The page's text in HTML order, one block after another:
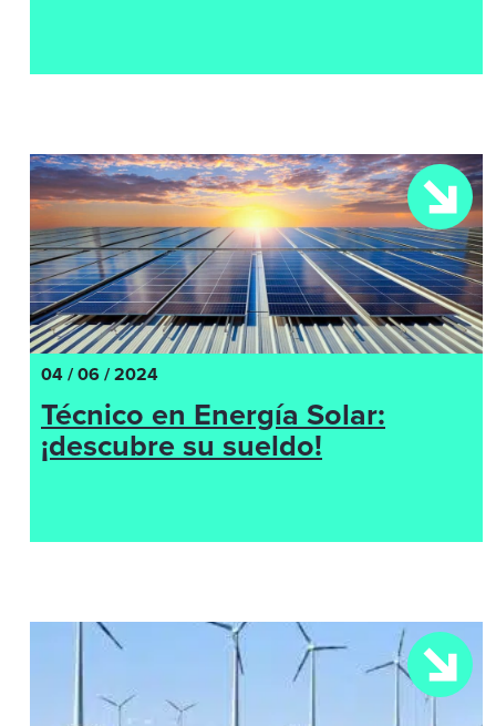
04 / 06 / 2024
Técnico en Energía Solar:
¡descubre su sueldo!